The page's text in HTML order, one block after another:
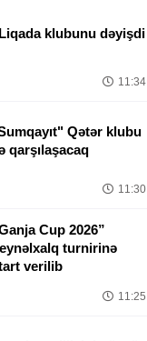
klubunu dəyişdi
11:34
Qətər klubu
qarşılaşacaq
11:30
Cup 2026”
turnirinə
verilib
11:25